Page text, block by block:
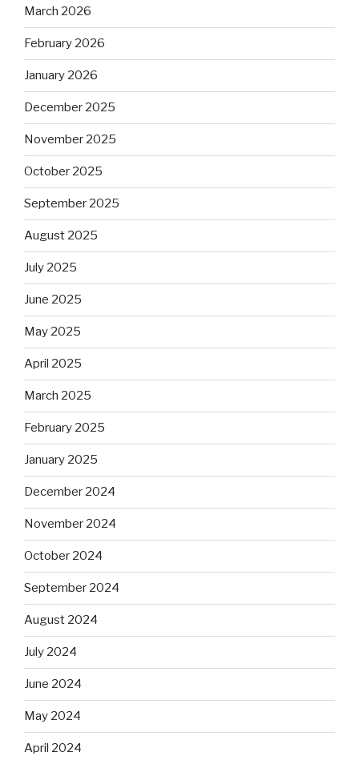
March 2026
February 2026
January 2026
December 2025
November 2025
October 2025
September 2025
August 2025
July 2025
June 2025
May 2025
April 2025
March 2025
February 2025
January 2025
December 2024
November 2024
October 2024
September 2024
August 2024
July 2024
June 2024
May 2024
April 2024